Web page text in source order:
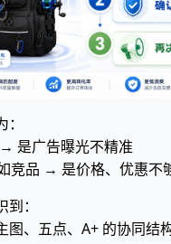
是广告曝光不精准
竞品 → 是价格、优惠不
：
图、五点、A+ 的协同结